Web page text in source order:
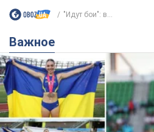
"Идут бои": в...
Важное